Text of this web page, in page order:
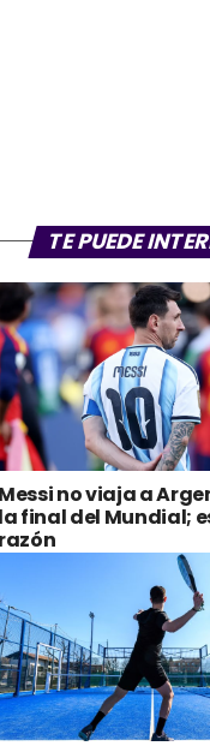
TE PUEDE
Messi no viaja a
la final del Mundial;
razón